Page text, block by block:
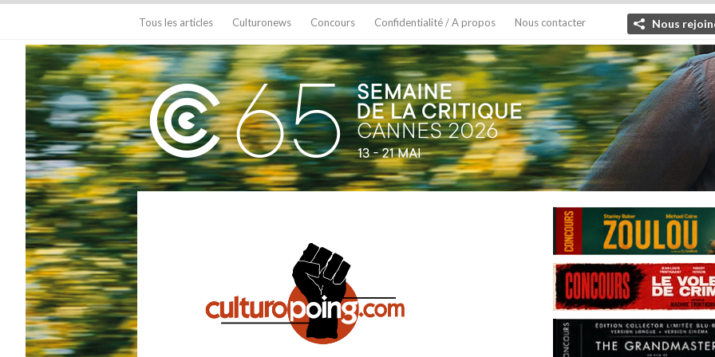
Tous les articles Culturonews Concours Confidentialité / A propos Nous contacter Nous